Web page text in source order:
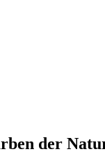
der